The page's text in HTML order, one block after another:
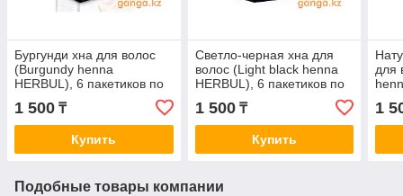
Бургунди хна для волос
(Burgundy henna
HERBUL), 6 пакетиков по
10 грамм
1 500 ₸
Купить
Светло-черная хна для
волос (Light black henna
HERBUL), 6 пакетиков по
10 грамм
1 500₸
Купить
для
1
Подобные товары компании